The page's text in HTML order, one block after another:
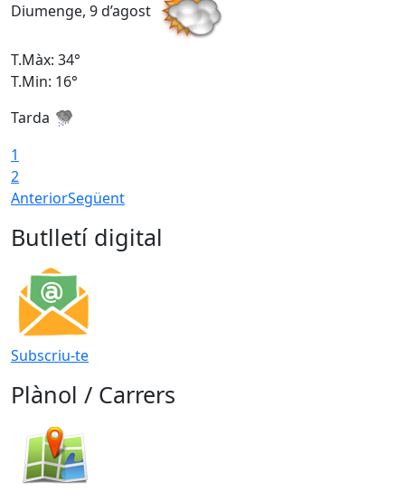
Diumenge, 9 d’agost
T.Màx: 34°
T.Min: 16°
Tarda
1
2
AnteriorSegüent
Butlletí digital
Subscriu-te
Plànol / Carrers